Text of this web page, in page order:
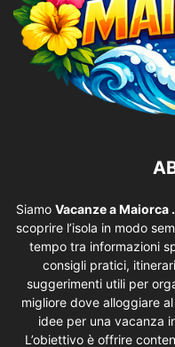
Siamo Vacanze a Maiorca
scoprire l’isola in modo
tempo tra informazioni
consigli pratici,
suggerimenti utili per
migliore dove alloggiare
idee per una vacanza
L’obiettivo è offrire